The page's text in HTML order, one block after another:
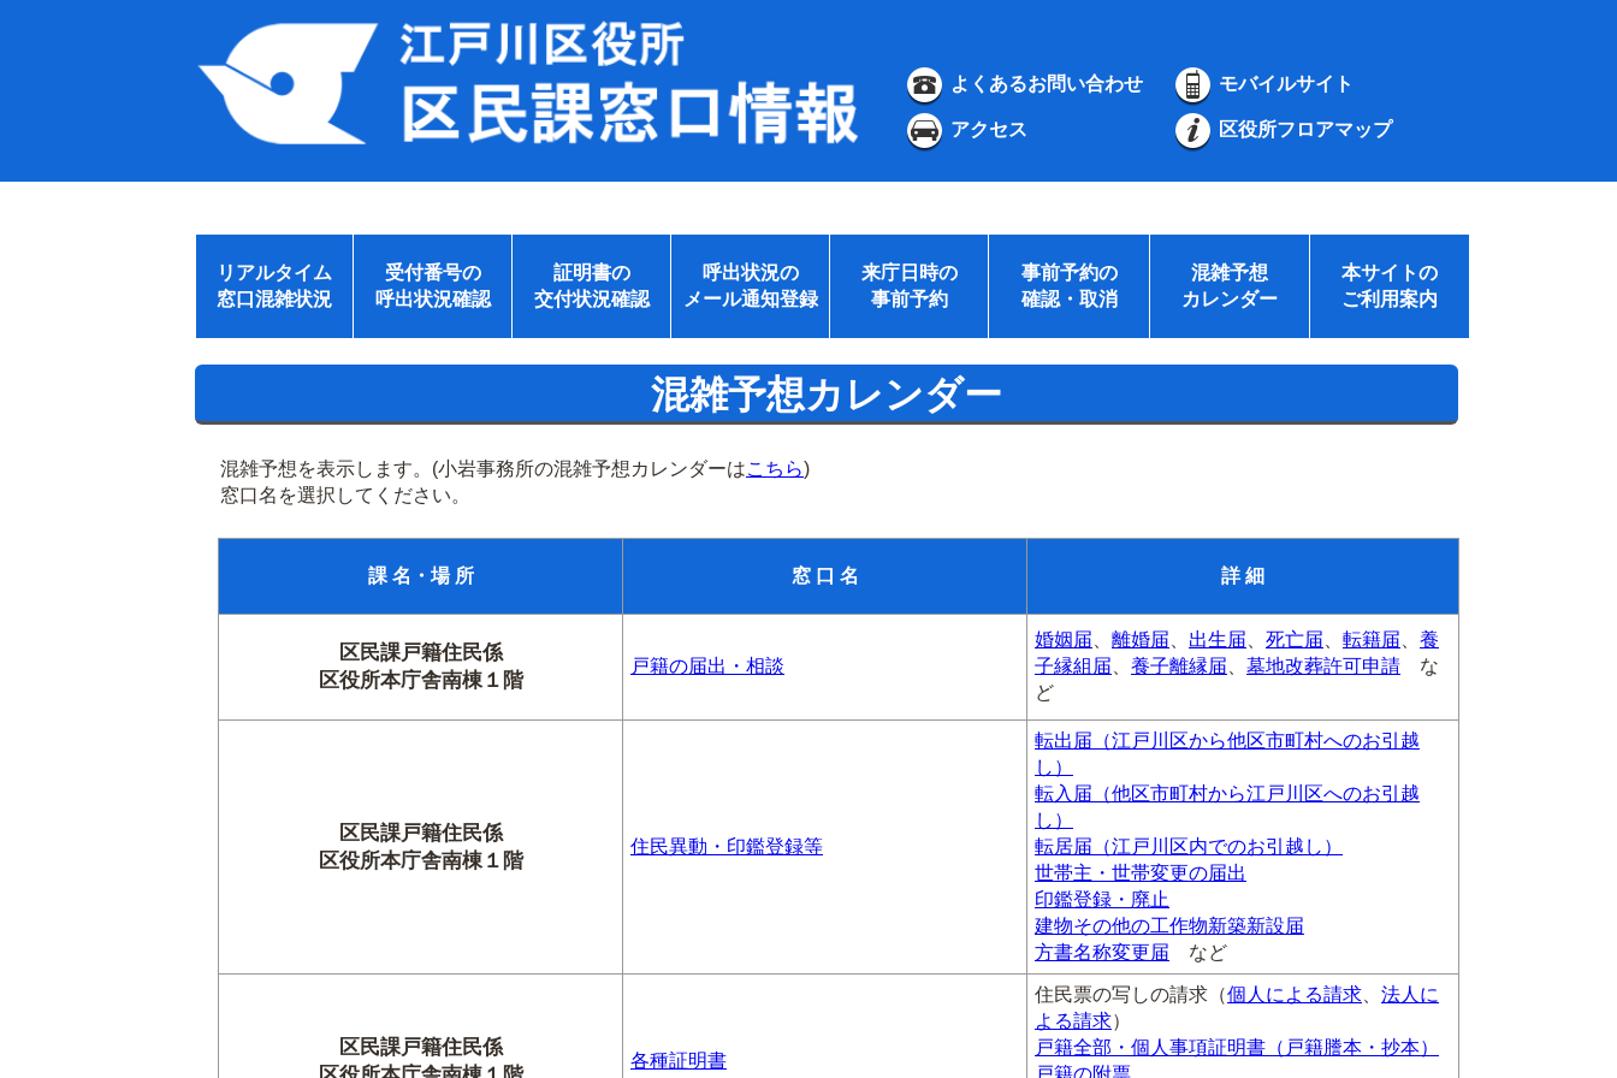
よくあるお問い合わせ モバイルサイト
アクセス 区役所フロアマップ
リアルタイム
窓口混雑状況
受付番号の
呼出状況確認
証明書の
交付状況確認
呼出状況の
メール通知登録
来庁日時の
事前予約
事前予約の
確認・取消
混雑予想
カレンダー
本サイトの
ご利用案内
混雑予想カレンダー
混雑予想を表示します。(小岩事務所の混雑予想カレンダーはこちら)
窓口名を選択してください。
課 名・場 所 窓 口 名 詳 細
区民課戸籍住民係
区役所本庁舎南棟１階
戸籍の届出・相談
婚姻届 離婚届 出生届 死亡届 転籍届
養
子縁組届
養子離縁届 墓地改葬許可申請 な
ど
区民課戸籍住民係
区役所本庁舎南棟１階
住民異動・印鑑登録等
転出届（江戸川区から他区市町村へのお引越
し）
転入届（他区市町村から江戸川区へのお引越
し）
転居届（江戸川区内でのお引越し）
世帯主・世帯変更の届出
印鑑登録・廃止
建物その他の工作物新築新設届
方書名称変更届 など
区民課戸籍住民係
各種証明書
住民票の写しの請求（個人による請求
法人に
よる請求）
戸籍全部・個人事項証明書（戸籍謄本・抄本）
戸籍の附票